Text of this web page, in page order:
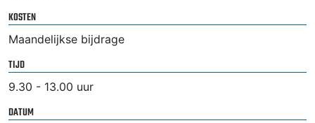
KOSTEN
Maandelijkse bijdrage
TIJD
9.30 - 13.00 uur
DATUM